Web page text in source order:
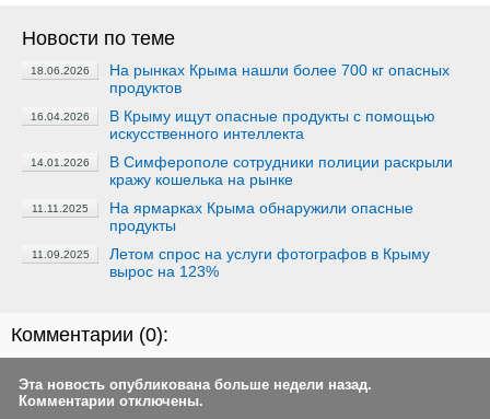
Новости по теме
18.06.2026
На рынках Крыма нашли более 700 кг опасных
продуктов
16.04.2026
В Крыму ищут опасные продукты с помощью
искусственного интеллекта
14.01.2026
В Симферополе сотрудники полиции раскрыли
кражу кошелька на рынке
11.11.2025
На ярмарках Крыма обнаружили опасные
продукты
11.09.2025
Летом спрос на услуги фотографов в Крыму
вырос на 123%
Комментарии (0):
Эта новость опубликована больше недели назад.
Комментарии отключены.